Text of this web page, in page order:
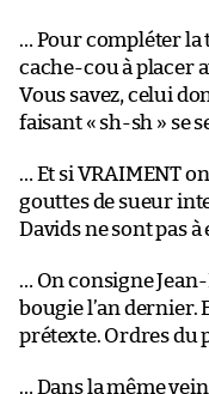
… Pour compléter la
cache-cou à placer
Vous savez, celui
faisant « sh-sh » se
… Et si VRAIMENT
gouttes de sueur
Davids ne sont pas à
… On consigne
bougie l’an dernier.
prétexte. Ordres du
… Dans la même